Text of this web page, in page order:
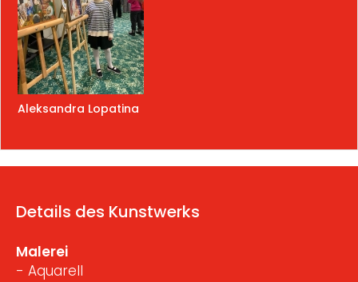
Aleksandra Lopatina
Details des Kunstwerks
Malerei
- Aquarell